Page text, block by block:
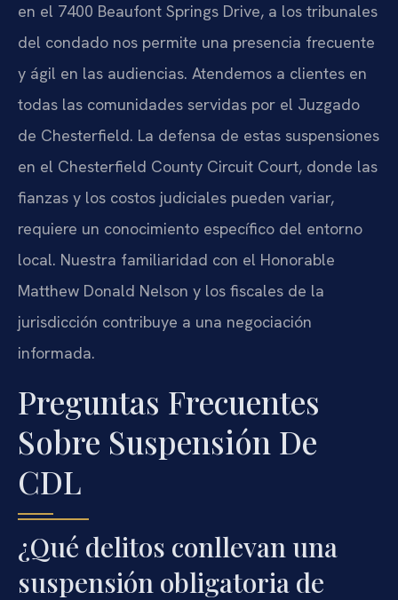
en el 7400 Beaufont Springs Drive, a los tribunales
del condado nos permite una presencia frecuente
y ágil en las audiencias. Atendemos a clientes en
todas las comunidades servidas por el Juzgado
de Chesterfield. La defensa de estas suspensiones
en el Chesterfield County Circuit Court, donde las
fianzas y los costos judiciales pueden variar,
requiere un conocimiento específico del entorno
local. Nuestra familiaridad con el Honorable
Matthew Donald Nelson y los fiscales de la
jurisdicción contribuye a una negociación
informada.
Preguntas Frecuentes
Sobre Suspensión De
CDL
¿Qué delitos conllevan una
suspensión obligatoria de